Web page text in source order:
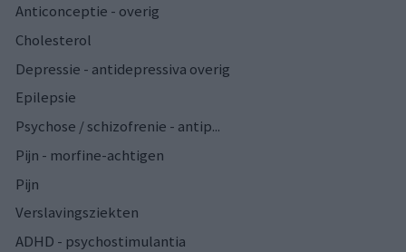
Anticonceptie - overig
Cholesterol
Depressie - antidepressiva overig
Epilepsie
Psychose / schizofrenie - antip...
Pijn - morfine-achtigen
Pijn
Verslavingsziekten
ADHD - psychostimulantia